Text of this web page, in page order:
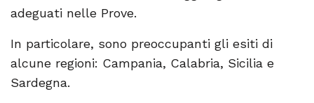
adeguati nelle Prove.
In particolare, sono preoccupanti gli esiti di
alcune regioni: Campania, Calabria, Sicilia e
Sardegna.